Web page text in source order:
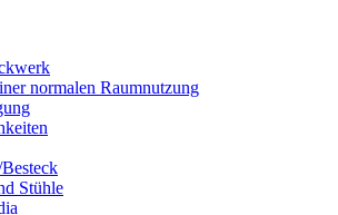
normalen Raumnutzung
Stühle